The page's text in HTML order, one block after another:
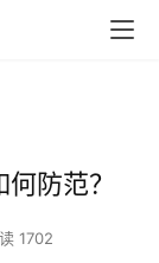
防范？
1702